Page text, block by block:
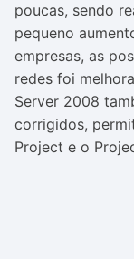
poucas, sendo
pequeno
empresas, as
redes foi
Server 2008
corrigidos,
Project e o